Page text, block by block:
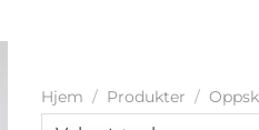
Hjem / Produkter /